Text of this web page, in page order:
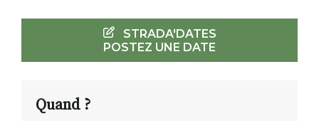
STRADA’DATES
ALTER STRADA
ROSÉE DE MAI
STRADA'DATES
POSTEZ UNE DATE
Quand ?